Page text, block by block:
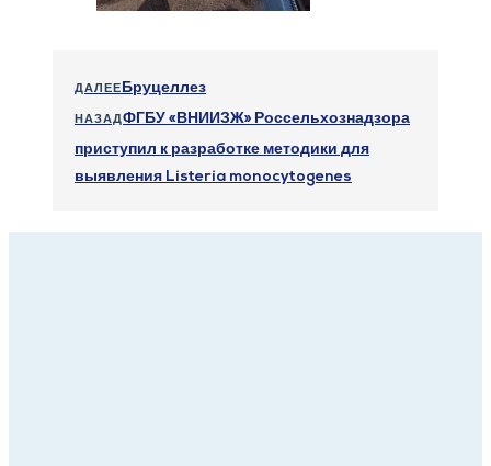
ДАЛЕЕБруцеллез
НАЗАДФГБУ «ВНИИЗЖ» Россельхознадзора
приступил к разработке методики для
выявления Listeria monocytogenes